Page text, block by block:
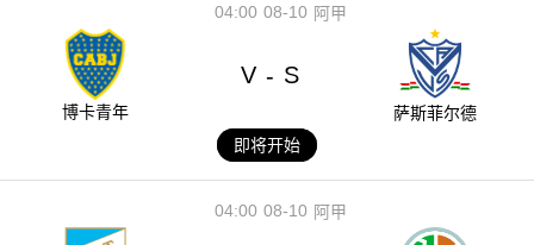
08-10
04:00 阿甲
博卡青年
V - S
萨斯菲尔德
即将开始
08-10
04:00 阿甲